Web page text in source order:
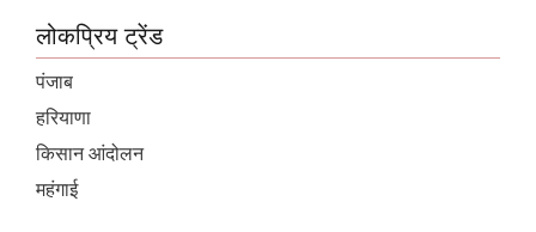
लोकप्रिय ट्रेंड
पंजाब
हरियाणा
किसान आंदोलन
महंगाई